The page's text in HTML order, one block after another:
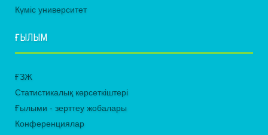
Күміс университет
ҒЫЛЫМ
ҒЗЖ
Статистикалық көрсеткіштері
Ғылыми - зерттеу жобалары
Конференциялар